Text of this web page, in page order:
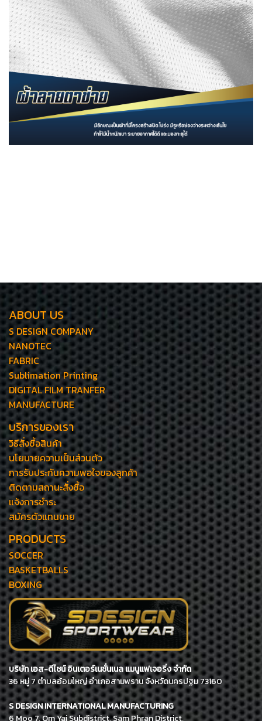
ABOUT US
S DESIGN COMPANY
NANOTEC
FABRIC
Sublimation Printing
DIGITAL FILM TRANFER
MANUFACTURE
บริการของเรา
วิธีสั่งซื้อสินค้า
นโยบายความเป็นส่วนตัว
การรับประกันความพอใจของลูกค้า
ติดตามสถานะสั่งซื้อ
แจ้งการชำระ
สมัครตัวแทนขาย
PRODUCTS
SOCCER
BASKETBALLS
BOXING
บริษัท เอส-ดีไซน์ อินเตอร์เนชั่นเนล แมนูแฟเจอริ่ง จำกัด
36 หมู่ 7 ตำบลอ้อมใหญ่ อำเภอสามพราน จังหวัดนครปฐม 73160
S DESIGN INTERNATIONAL MANUFACTURING
6 Moo 7, Om Yai Subdistrict, Sam Phran District,